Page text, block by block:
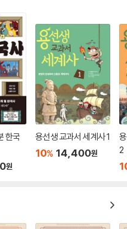
찾아요
어요
읽고 생각을 넓혀요
을 요약해요
아서
한국
원
용선생 교과서 세계사 1
10% 14,400원
2